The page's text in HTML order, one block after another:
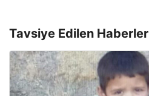
Tavsiye Edilen Haberler